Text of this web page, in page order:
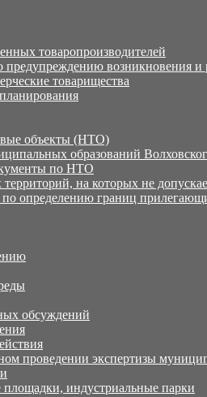
товаропроизводителей
предупреждению возникновения
товарищества
объекты (НТО)
образований
по НТО
на которых не
определению границ
обсуждений
проведении экспертизы
индустриальные парки